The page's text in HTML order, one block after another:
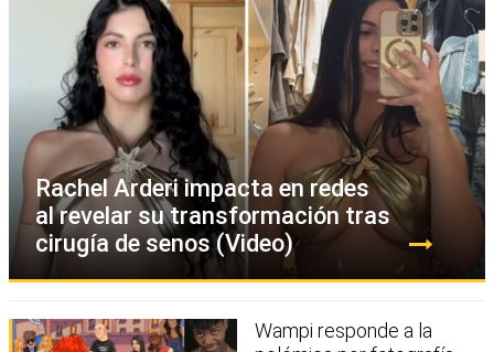
Rachel Arderi impacta en redes
al revelar su transformación tras
cirugía de senos (Video)
Wampi responde a la